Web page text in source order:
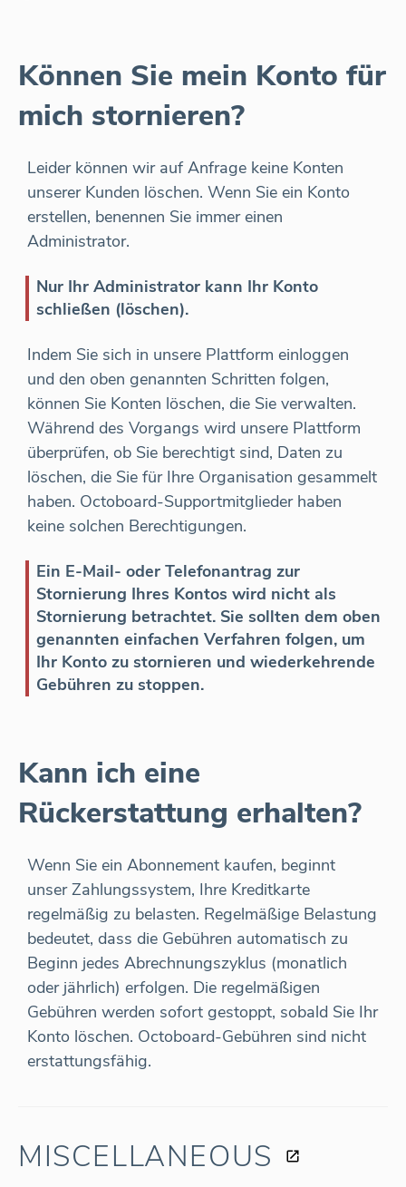
Können Sie mein Konto für
mich stornieren?
Leider können wir auf Anfrage keine Konten
unserer Kunden löschen. Wenn Sie ein Konto
erstellen, benennen Sie immer einen
Administrator.
Nur Ihr Administrator kann Ihr Konto
schließen (löschen).
Indem Sie sich in unsere Plattform einloggen
und den oben genannten Schritten folgen,
können Sie Konten löschen, die Sie verwalten.
Während des Vorgangs wird unsere Plattform
überprüfen, ob Sie berechtigt sind, Daten zu
löschen, die Sie für Ihre Organisation gesammelt
haben. Octoboard-Supportmitglieder haben
keine solchen Berechtigungen.
Ein E-Mail- oder Telefonantrag zur
Stornierung Ihres Kontos wird nicht als
Stornierung betrachtet. Sie sollten dem oben
genannten einfachen Verfahren folgen, um
Ihr Konto zu stornieren und wiederkehrende
Gebühren zu stoppen.
Kann ich eine
Rückerstattung erhalten?
Wenn Sie ein Abonnement kaufen, beginnt
unser Zahlungssystem, Ihre Kreditkarte
regelmäßig zu belasten. Regelmäßige Belastung
bedeutet, dass die Gebühren automatisch zu
Beginn jedes Abrechnungszyklus (monatlich
oder jährlich) erfolgen. Die regelmäßigen
Gebühren werden sofort gestoppt, sobald Sie Ihr
Konto löschen. Octoboard-Gebühren sind nicht
erstattungsfähig.
MISCELLANEOUS